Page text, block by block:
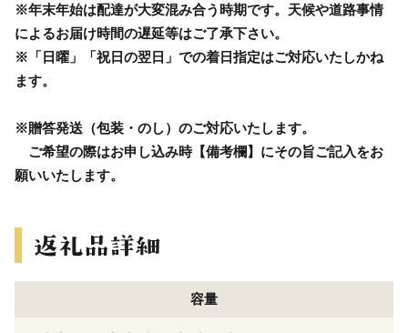
※年末年始は配達が大変混み合う時期です。天候や道路事情
によるお届け時間の遅延等はご了承下さい。
※「日曜」「祝日の翌日」での着日指定はご対応いたしかね
ます。
※贈答発送（包装・のし）のご対応いたします。
ご希望の際はお申し込み時【備考欄】にその旨ご記入をお
願いいたします。
容量